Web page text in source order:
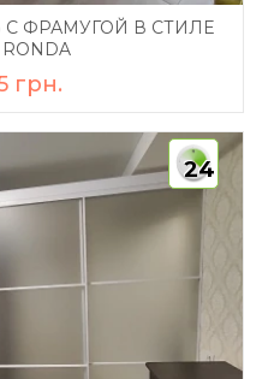
ФРАМУГОЙ В СТИЛЕ
RONDA
грн.
24